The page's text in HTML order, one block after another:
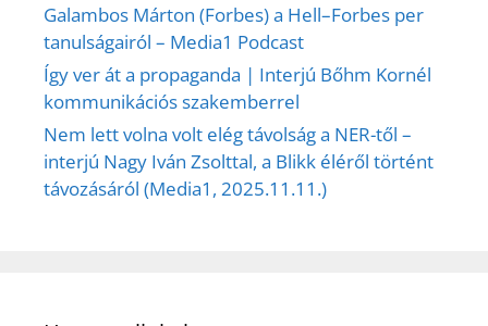
Galambos Márton (Forbes) a Hell–Forbes per
tanulságairól – Media1 Podcast
Így ver át a propaganda | Interjú Bőhm Kornél
kommunikációs szakemberrel
Nem lett volna volt elég távolság a NER-től –
interjú Nagy Iván Zsolttal, a Blikk éléről történt
távozásáról (Media1, 2025.11.11.)